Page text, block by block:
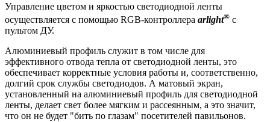
Управление цветом и яркостью светодиодной ленты
осуществляется с помощью RGB-контроллера arlight® с
пультом ДУ.
Алюминиевый профиль служит в том числе для
эффективного отвода тепла от светодиодной ленты, это
обеспечивает корректные условия работы и, соответственно,
долгий срок службы светодиодов. А матовый экран,
установленный на алюминиевый профиль для светодиодной
ленты, делает свет более мягким и рассеянным, а это значит,
что он не будет "бить по глазам" посетителей павильонов.